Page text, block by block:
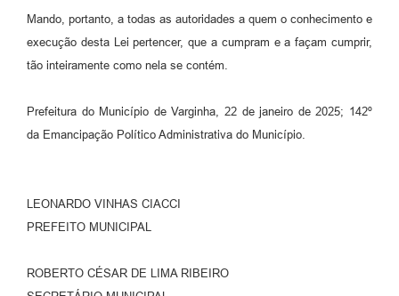
Mando, portanto, a todas as autoridades a quem o conhecimento e
execução desta Lei pertencer, que a cumpram e a façam cumprir,
tão inteiramente como nela se contém.
Prefeitura do Município de Varginha, 22 de janeiro de 2025; 142º
da Emancipação Político Administrativa do Município.
LEONARDO VINHAS CIACCI
PREFEITO MUNICIPAL
ROBERTO CÉSAR DE LIMA RIBEIRO